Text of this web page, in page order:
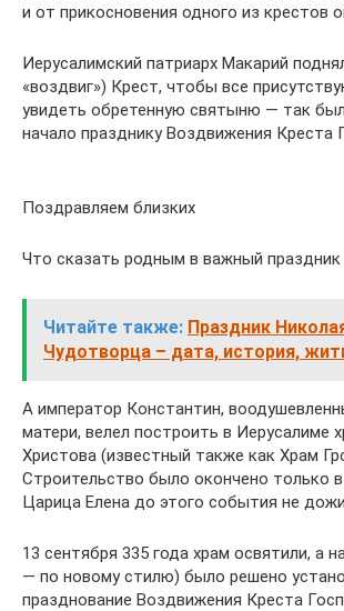
и от прикосновения одного из крестов
Иерусалимский патриарх Макарий
«воздвиг») Крест, чтобы все
увидеть обретенную святыню — так
начало празднику Воздвижения Креста
Поздравляем близких
Что сказать родным в важный
Читайте также: Праздник
Чудотворца – дата, история,
А император Константин,
матери, велел построить в Иерусалиме
Христова (известный также как Храм
Строительство было окончено только в
Царица Елена до этого события не
13 сентября 335 года храм освятили, а
— по новому стилю) было решено
празднование Воздвижения Креста